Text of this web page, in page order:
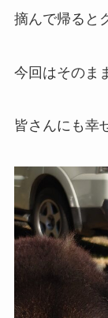
摘んで帰ると
今回はそのま
皆さんにも幸